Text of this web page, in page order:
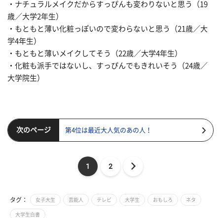
・ナチュラルメイクだからすっぴんも変わりないと思う（19
歳／大学2年生）
・もともと薄い化粧っぽいので変わらないと思う（21歳／大
学4年生）
・もともと薄いメイクしてそう（22歳／大学4年生）
・化粧も派手ではないし、すっぴんでもきれいそう（24歳／
大学院生）
次のページ 第4位は最近大人気のあの人！
1 2
タグ： 女子大生 芸能人 テレビ 大学生 おもしろ ネタ
大学生白書